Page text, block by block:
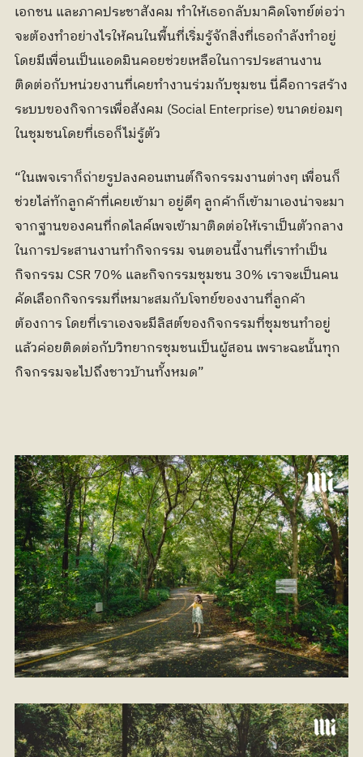
เอกชน และภาคประชาสังคม ทำให้เธอกลับมาคิดโจทย์ต่อว่า
จะต้องทำอย่างไรให้คนในพื้นที่เริ่มรู้จักสิ่งที่เธอกำลังทำอยู่
โดยมีเพื่อนเป็นแอดมินคอยช่วยเหลือในการประสานงาน
ติดต่อกับหน่วยงานที่เคยทำงานร่วมกับชุมชน นี่คือการสร้าง
ระบบของกิจการเพื่อสังคม (Social Enterprise) ขนาดย่อมๆ
ในชุมชนโดยที่เธอก็ไม่รู้ตัว
“ในเพจเราก็ถ่ายรูปลงคอนเทนต์กิจกรรมงานต่างๆ เพื่อนก็
ช่วยไล่ทักลูกค้าที่เคยเข้ามา อยู่ดีๆ ลูกค้าก็เข้ามาเองน่าจะมา
จากฐานของคนที่กดไลค์เพจเข้ามาติดต่อให้เราเป็นตัวกลาง
ในการประสานงานทำกิจกรรม จนตอนนี้งานที่เราทำเป็น
กิจกรรม CSR 70% และกิจกรรมชุมชน 30% เราจะเป็นคน
คัดเลือกกิจกรรมที่เหมาะสมกับโจทย์ของงานที่ลูกค้า
ต้องการ โดยที่เราเองจะมีลิสต์ของกิจกรรมที่ชุมชนทำอยู่
แล้วค่อยติดต่อกับวิทยากรชุมชนเป็นผู้สอน เพราะฉะนั้นทุก
กิจกรรมจะไปถึงชาวบ้านทั้งหมด”